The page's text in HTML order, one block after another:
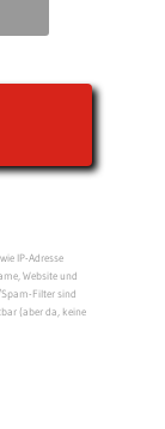
IP-Adresse
Website und
Filter sind
(aber da, keine